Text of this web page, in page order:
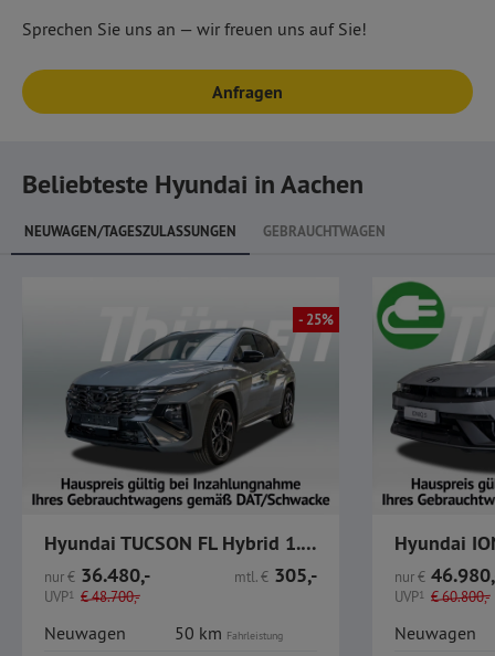
Sprechen Sie uns an — wir freuen uns auf Sie!
Anfragen
Beliebteste Hyundai in Aachen
NEUWAGEN/TAGESZULASSUNGEN GEBRAUCHTWAGEN
- 25%
Hyundai TUCSON FL Hybrid 1.6 T-GDi 6-AT 2WD N Line
nur€ 36.480,-
UVP1 €48.700,-
mtl.€ 305,-
Neuwagen 50 km Fahrleistung
nur€
UVP1 €60.800,-
Neuwagen